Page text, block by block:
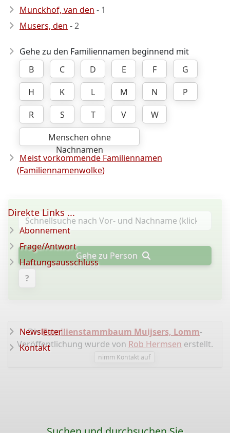
Munckhof, van den - 1
Musers, den - 2
Gehe zu den Familiennamen beginnend mit
B
C D E F
G
H
K L M N
P
R
S T V
W
Menschen ohne
Nachnamen
Meist vorkommende Familiennamen
(Familiennamenwolke)
Gehe zu Person
?
DieFamilienstammbaum Muijsers, Lomm-
Veröffentlichung wurde von Rob Hermsen erstellt.
nimm Kontakt auf
Direkte Links ...
Abonnement
Frage/Antwort
Haftungsausschluss
Newsletter
Kontakt